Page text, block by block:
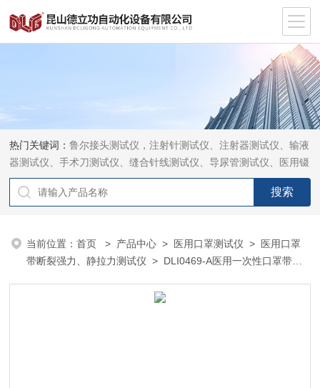
热门关键词：鲁尔接头测试仪，注射针测试仪、注射器测试仪、输液
器测试仪、手术刀测试仪、缝合针线测试仪、导尿管测试仪、医用镊
钳测试仪、导引管导丝测试仪、针灸针测试仪、留置针测试仪
当前位置：首页 > 产品中心 > 医用口罩测试仪 > 医用口罩
带断裂强力、静拉力测试仪 > DLI0469-A医用一次性口罩带静